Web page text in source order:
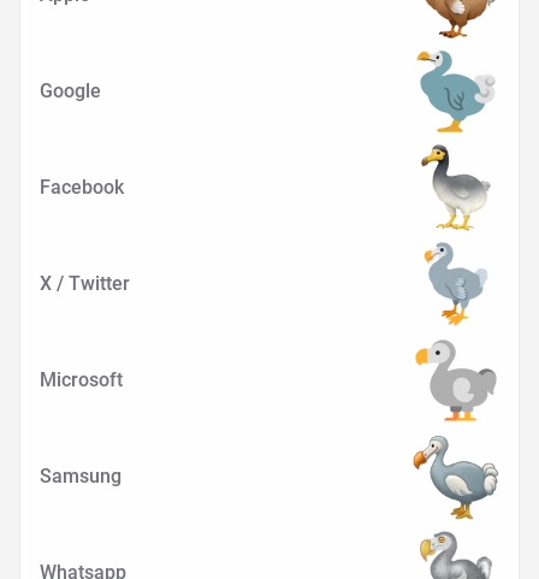
Google
Facebook
X / Twitter
Microsoft
Samsung
Whatsapp